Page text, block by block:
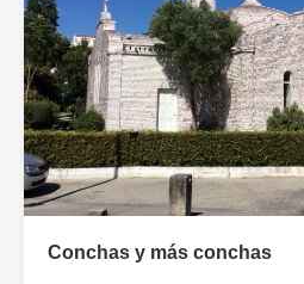
Conchas y más conchas